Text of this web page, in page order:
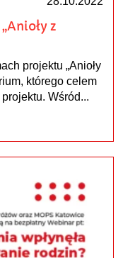
z
projektu „Anioły
którego celem
Wśród...